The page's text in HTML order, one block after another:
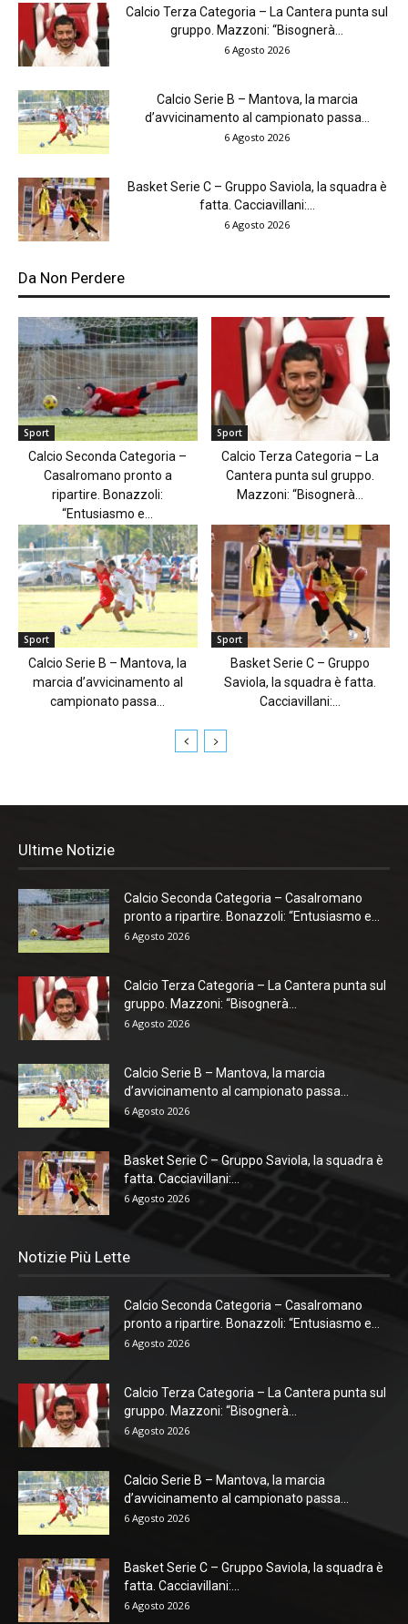
Calcio Terza Categoria – La Cantera punta sul
gruppo. Mazzoni: “Bisognerà...
6 Agosto 2026
Calcio Serie B – Mantova, la marcia
d’avvicinamento al campionato passa...
6 Agosto 2026
Basket Serie C – Gruppo Saviola, la squadra è
fatta. Cacciavillani:...
6 Agosto 2026
Da Non Perdere
Sport
Calcio Seconda Categoria –
Casalromano pronto a
ripartire. Bonazzoli:
“Entusiasmo e...
Sport
Calcio Terza Categoria – La
Cantera punta sul gruppo.
Mazzoni: “Bisognerà...
Sport
Calcio Serie B – Mantova, la
marcia d’avvicinamento al
campionato passa...
Sport
Basket Serie C – Gruppo
Saviola, la squadra è fatta.
Cacciavillani:...
Ultime Notizie
Calcio Seconda Categoria – Casalromano
pronto a ripartire. Bonazzoli: “Entusiasmo e...
6 Agosto 2026
Calcio Terza Categoria – La Cantera punta sul
gruppo. Mazzoni: “Bisognerà...
6 Agosto 2026
Calcio Serie B – Mantova, la marcia
d’avvicinamento al campionato passa...
6 Agosto 2026
Basket Serie C – Gruppo Saviola, la squadra è
fatta. Cacciavillani:...
6 Agosto 2026
Notizie Più Lette
Calcio Seconda Categoria – Casalromano
pronto a ripartire. Bonazzoli: “Entusiasmo e...
6 Agosto 2026
Calcio Terza Categoria – La Cantera punta sul
gruppo. Mazzoni: “Bisognerà...
6 Agosto 2026
Calcio Serie B – Mantova, la marcia
d’avvicinamento al campionato passa...
6 Agosto 2026
Basket Serie C – Gruppo Saviola, la squadra è
fatta. Cacciavillani:...
6 Agosto 2026